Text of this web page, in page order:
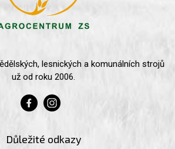
lesnických a komunálních strojů
už od roku 2006.
Důležité odkazy